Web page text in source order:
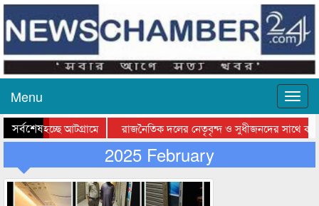
Menu
সর্বশেষ
হচ্ছে আটগ্রামে
রাজনৈতিক দলের নেতৃবৃন্দ ও সুধীজনদের সাথে
সিলেটে বাংলাদেশ গ্রুপ থিয়েটার ফেডারেশানের
2025 February